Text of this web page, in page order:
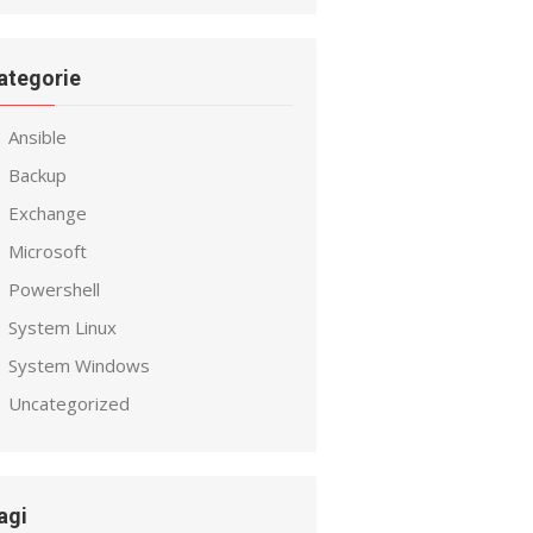
Ansible
Backup
Exchange
Microsoft
Powershell
System Linux
System Windows
Uncategorized